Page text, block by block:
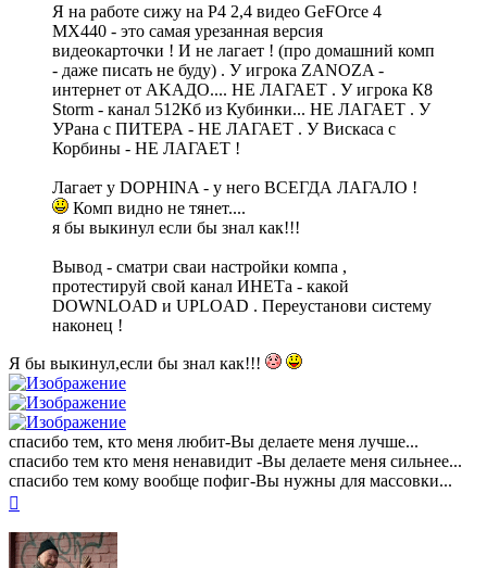
Я на работе сижу на Р4 2,4 видео GeFOrce 4
MX440 - это самая урезанная версия
видеокарточки ! И не лагает ! (про домашний комп
- даже писать не буду) . У игрока ZANOZA -
интернет от AKАДО.... НЕ ЛАГАЕТ . У игрока К8
Storm - канал 512Кб из Кубинки... НЕ ЛАГАЕТ . У
УРана с ПИТЕРА - НЕ ЛАГАЕТ . У Вискаса с
Корбины - НЕ ЛАГАЕТ !
Лагает у DOPHINA - у него ВСЕГДА ЛАГАЛО !
Комп видно не тянет....
я бы выкинул если бы знал как!!!
Вывод - сматри сваи настройки компа ,
протестируй свой канал ИНЕТа - какой
DOWNLOAD и UPLOAD . Переустанови систему
наконец !
Я бы выкинул,если бы знал как!!!
спасибо тем, кто меня любит-Вы делаете меня лучше...
спасибо тем кто меня ненавидит -Вы делаете меня сильнее...
спасибо тем кому вообще пофиг-Вы нужны для массовки...
началу